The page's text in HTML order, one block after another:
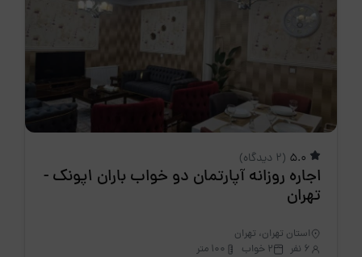
(2 دیدگاه)
اجاره روزانه آپارتمان دو خواب باران 1پونک -
تهران
استان تهران، تهران
6 نفر
2 خواب 100 متر